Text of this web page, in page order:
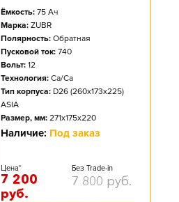
Ёмкость: 75Ач
Марка: ZUBR
Полярность: Обратная
Пусковой ток: 740
Вольт: 12
Технология: Ca/Ca
Тип корпуса: D26 (260x173x225)
ASIA
Размер, мм: 271x175x220
Наличие: Под заказ
Цена*
7 200
руб.
Без Trade-in
7 800 руб.